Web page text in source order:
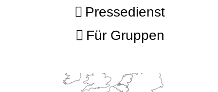
Pressedienst
Für Gruppen